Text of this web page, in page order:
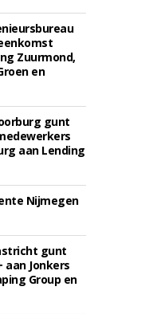
Zuurmond,
en
gunt
aan Lending
Nijmegen
gunt
aan Jonkers
Group en